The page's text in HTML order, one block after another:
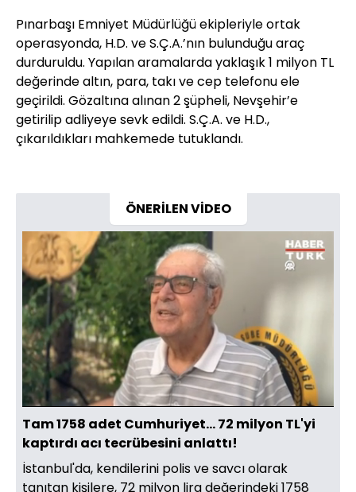
Pınarbaşı Emniyet Müdürlüğü ekipleriyle ortak
operasyonda, H.D. ve S.Ç.A.’nın bulunduğu araç
durduruldu. Yapılan aramalarda yaklaşık 1 milyon TL
değerinde altın, para, takı ve cep telefonu ele
geçirildi. Gözaltına alınan 2 şüpheli, Nevşehir’e
getirilip adliyeye sevk edildi. S.Ç.A. ve H.D.,
çıkarıldıkları mahkemede tutuklandı.
ÖNERİLEN VİDEO
Sesi
Aç
Yüklendi:
43.52%
Oynatma
Hızı
Tam 1758 adet Cumhuriyet... 72 milyon TL'yi
kaptırdı acı tecrübesini anlattı!
İstanbul'da, kendilerini polis ve savcı olarak
tanıtan kişilere, 72 milyon lira değerindeki 1758